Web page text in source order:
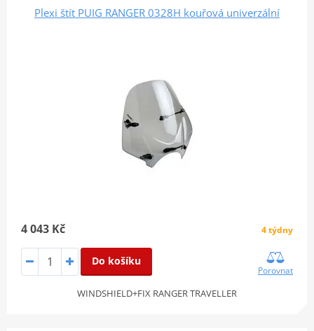
Plexi štít PUIG RANGER 0328H kouřová univerzální
4 043 Kč 4 týdny
Do košíku
Porovnat
WINDSHIELD+FIX RANGER TRAVELLER